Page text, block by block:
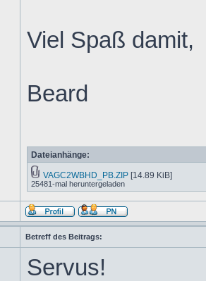
Viel Spaß damit,
Beard
Dateianhänge:
VAGC2WBHD_PB.ZIP [14.89 KiB]
25481-mal heruntergeladen
Betreff des Beitrags:
Servus!